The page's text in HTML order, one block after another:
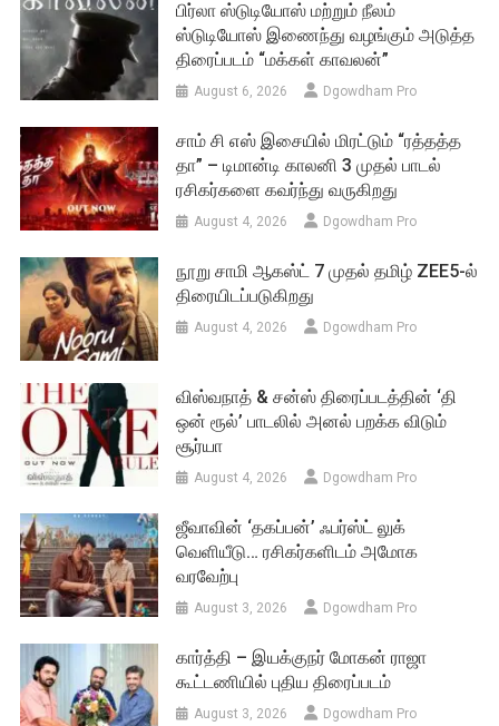
பிர்லா ஸ்டுடியோஸ் மற்றும் நீலம்
ஸ்டுடியோஸ் இணைந்து வழங்கும் அடுத்த
திரைப்படம் “மக்கள் காவலன்”
August 6, 2026 Dgowdham Pro
சாம் சி எஸ் இசையில் மிரட்டும் “ரத்தத்த
தா” – டிமான்டி காலனி 3 முதல் பாடல்
ரசிகர்களை கவர்ந்து வருகிறது
August 4, 2026 Dgowdham Pro
நூறு சாமி ஆகஸ்ட் 7 முதல் தமிழ் ZEE5-ல்
திரையிடப்படுகிறது
August 4, 2026 Dgowdham Pro
விஸ்வநாத் & சன்ஸ் திரைப்படத்தின் ‘தி
ஒன் ரூல்’ பாடலில் அனல் பறக்க விடும்
சூர்யா
August 4, 2026 Dgowdham Pro
ஜீவாவின் ‘தகப்பன்’ ஃபர்ஸ்ட் லுக்
வெளியீடு… ரசிகர்களிடம் அமோக
வரவேற்பு
August 3, 2026 Dgowdham Pro
கார்த்தி – இயக்குநர் மோகன் ராஜா
கூட்டணியில் புதிய திரைப்படம்
August 3, 2026 Dgowdham Pro